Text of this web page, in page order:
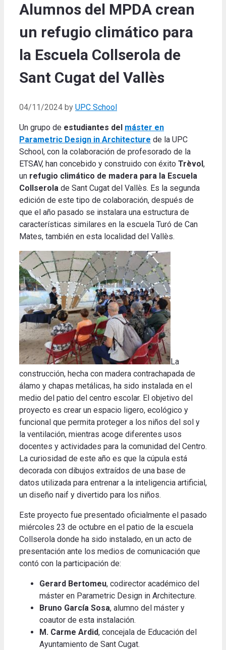
Alumnos del MPDA crean
un refugio climático para
la Escuela Collserola de
Sant Cugat del Vallès
04/11/2024 by UPC School
Un grupo de estudiantes del máster en
Parametric Design in Architecture de la UPC
School, con la colaboración de profesorado de la
ETSAV, han concebido y construido con éxito Trèvol ,
un refugio climático de madera para la Escuela
Collserola de Sant Cugat del Vallès. Es la segunda
edición de este tipo de colaboración, después de
que el año pasado se instalara una estructura de
características similares en la escuela Turó de Can
Mates, también en esta localidad del Vallès.
La
construcción, hecha con madera contrachapada de
álamo y chapas metálicas, ha sido instalada en el
medio del patio del centro escolar. El objetivo del
proyecto es crear un espacio ligero, ecológico y
funcional que permita proteger a los niños del sol y
la ventilación, mientras acoge diferentes usos
docentes y actividades para la comunidad del Centro.
La curiosidad de este año es que la cúpula está
decorada con dibujos extraídos de una base de
datos utilizada para entrenar a la inteligencia artificial,
un diseño naif y divertido para los niños.
Este proyecto fue presentado oficialmente el pasado
miércoles 23 de octubre en el patio de la escuela
Collserola donde ha sido instalado, en un acto de
presentación ante los medios de comunicación que
contó con la participación de:
Gerard Bertomeu, codirector académico del
máster en Parametric Design in Architecture.
Bruno García Sosa, alumno del máster y
coautor de esta instalación.
M. Carme Ardid, concejala de Educación del
Ayuntamiento de Sant Cugat.